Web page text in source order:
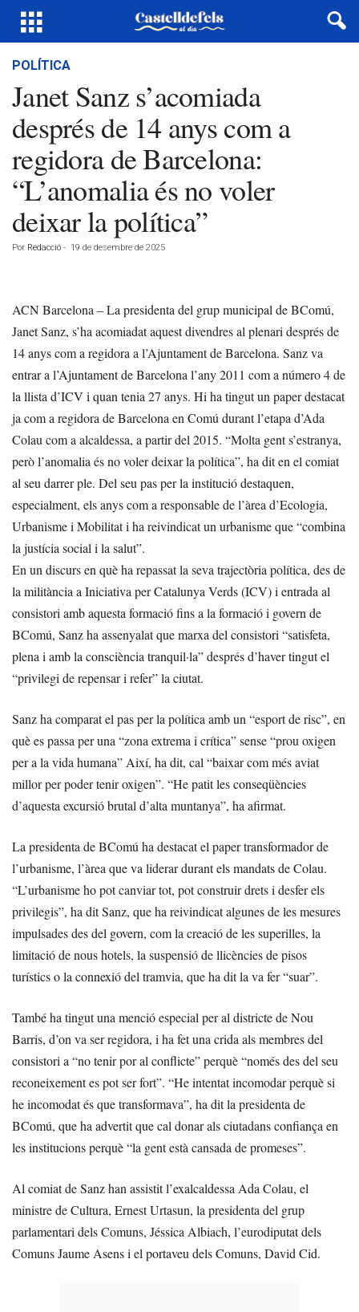
POLÍTICA
Janet Sanz s’acomiada
després de 14 anys com a
regidora de Barcelona:
“L’anomalia és no voler
deixar la política”
Por Redacció - 19 de desembre de 2025
ACN Barcelona – La presidenta del grup municipal de BComú,
Janet Sanz, s’ha acomiadat aquest divendres al plenari després de
14 anys com a regidora a l’Ajuntament de Barcelona. Sanz va
entrar a l’Ajuntament de Barcelona l’any 2011 com a número 4 de
la llista d’ICV i quan tenia 27 anys. Hi ha tingut un paper destacat
ja com a regidora de Barcelona en Comú durant l’etapa d’Ada
Colau com a alcaldessa, a partir del 2015. “Molta gent s’estranya,
però l’anomalia és no voler deixar la política”, ha dit en el comiat
al seu darrer ple. Del seu pas per la institució destaquen,
especialment, els anys com a responsable de l’àrea d’Ecologia,
Urbanisme i Mobilitat i ha reivindicat un urbanisme que “combina
la justícia social i la salut”.
En un discurs en què ha repassat la seva trajectòria política, des de
la militància a Iniciativa per Catalunya Verds (ICV) i entrada al
consistori amb aquesta formació fins a la formació i govern de
BComú, Sanz ha assenyalat que marxa del consistori “satisfeta,
plena i amb la consciència tranquil·la” després d’haver tingut el
“privilegi de repensar i refer” la ciutat.
Sanz ha comparat el pas per la política amb un “esport de risc”, en
què es passa per una “zona extrema i crítica” sense “prou oxigen
per a la vida humana” Així, ha dit, cal “baixar com més aviat
millor per poder tenir oxigen”. “He patit les conseqüències
d’aquesta excursió brutal d’alta muntanya”, ha afirmat.
La presidenta de BComú ha destacat el paper transformador de
l’urbanisme, l’àrea que va liderar durant els mandats de Colau.
“L’urbanisme ho pot canviar tot, pot construir drets i desfer els
privilegis”, ha dit Sanz, que ha reivindicat algunes de les mesures
impulsades des del govern, com la creació de les superilles, la
limitació de nous hotels, la suspensió de llicències de pisos
turístics o la connexió del tramvia, que ha dit la va fer “suar”.
També ha tingut una menció especial per al districte de Nou
Barris, d’on va ser regidora, i ha fet una crida als membres del
consistori a “no tenir por al conflicte” perquè “només des del seu
reconeixement es pot ser fort”. “He intentat incomodar perquè si
he incomodat és que transformava”, ha dit la presidenta de
BComú, que ha advertit que cal donar als ciutadans confiança en
les institucions perquè “la gent està cansada de promeses”.
Al comiat de Sanz han assistit l’exalcaldessa Ada Colau, el
ministre de Cultura, Ernest Urtasun, la presidenta del grup
parlamentari dels Comuns, Jéssica Albiach, l’eurodiputat dels
Comuns Jaume Asens i el portaveu dels Comuns, David Cid.